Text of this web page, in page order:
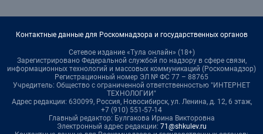
Контактные данные для Роскомнадзора и государственных органов
Сетевое издание «Тула онлайн» (18+)
Зарегистрировано Федеральной службой по надзору в сфере связи,
информационных технологий и массовых коммуникаций (Роскомнадзор)
Регистрационный номер ЭЛ № ФС 77 – 88765
Учредитель: Общество с ограниченной ответственностью "ИНТЕРНЕТ
ТЕХНОЛОГИИ"
Адрес редакции: 630099, Россия, Новосибирск, ул. Ленина, д. 12, 6 этаж,
+7 (910) 551-57-14
Главный редактор: Булгакова Ирина Викторовна
Электронный адрес редакции: 71@shkulev.ru